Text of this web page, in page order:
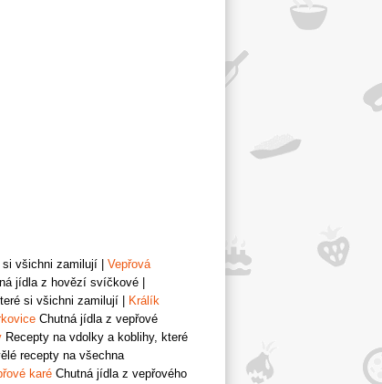
si všichni zamilují
Vepřová
jídla z hovězí svíčkové
si všichni zamilují
Králík
Chutná jídla z vepřové
Recepty na vdolky a koblihy, které
recepty na všechna
karé Chutná jídla z vepřového